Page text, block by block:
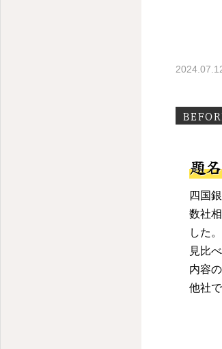
題
四国
数社
した。
見比
内容
他社